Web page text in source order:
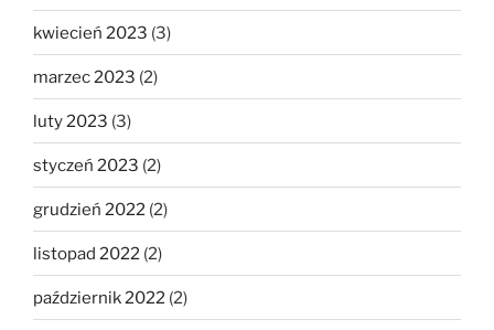
kwiecień 2023 (3)
marzec 2023 (2)
luty 2023 (3)
styczeń 2023 (2)
grudzień 2022 (2)
listopad 2022 (2)
październik 2022 (2)